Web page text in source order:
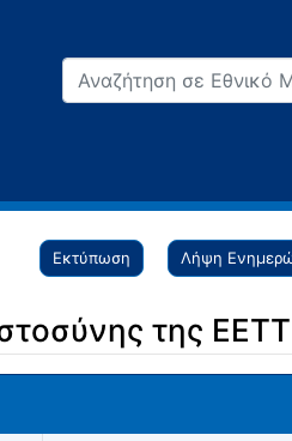
Εκτύπωση Λήψη
της ΕΕΤΤ